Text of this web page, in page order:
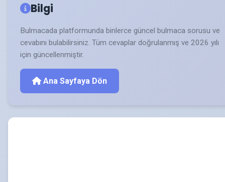
Bilgi
Bulmacada platformunda binlerce güncel bulmaca sorusu ve
cevabını bulabilirsiniz. Tüm cevaplar doğrulanmış ve 2026 yılı
için güncellenmiştir.
Ana Sayfaya Dön